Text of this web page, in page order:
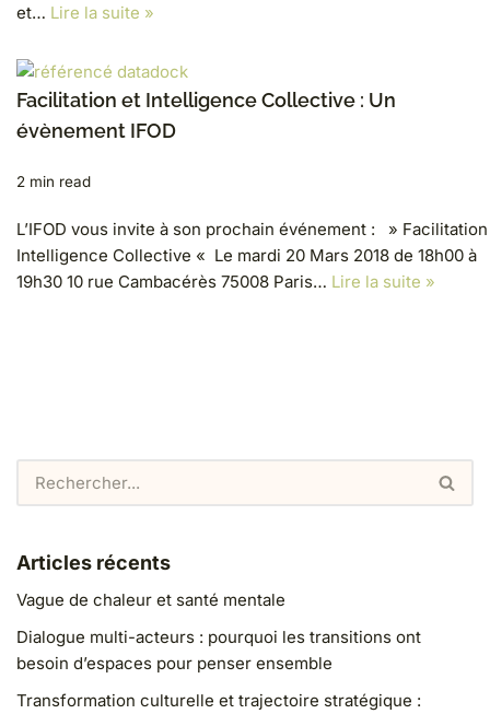
et… Lire la suite »
Facilitation et Intelligence Collective : Un
évènement IFOD
2 min read
L’IFOD vous invite à son prochain événement : »
Intelligence Collective « Le mardi 20 Mars 2018 de 18h00 à
19h30 10 rue Cambacérès 75008 Paris… Lire la suite »
Articles récents
Vague de chaleur et santé mentale
Dialogue multi-acteurs : pourquoi les transitions ont
besoin d’espaces pour penser ensemble
Transformation culturelle et trajectoire stratégique :